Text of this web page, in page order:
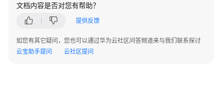
API
应
用
文档内容是否对您有帮助？
提供反馈
如您有其它疑问，您也可以通过华为云社区问答频道来与我们联系探讨
云宝助手提问
云社区提问